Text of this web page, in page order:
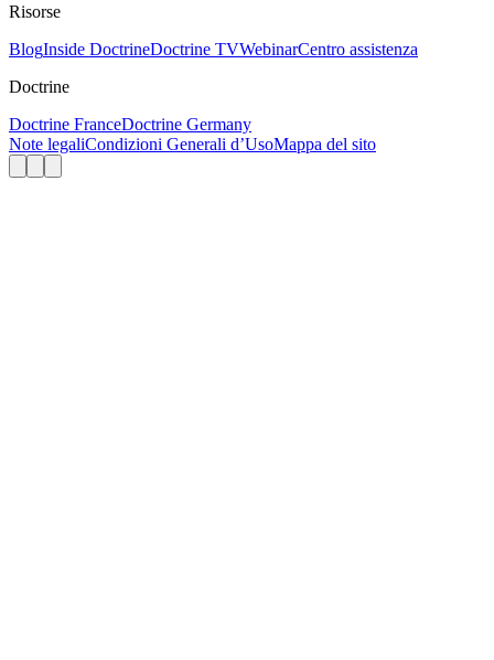
Risorse
BlogInside DoctrineDoctrine TVWebinarCentro assistenza
Doctrine
Doctrine FranceDoctrine Germany
Note legaliCondizioni Generali d’UsoMappa del sito